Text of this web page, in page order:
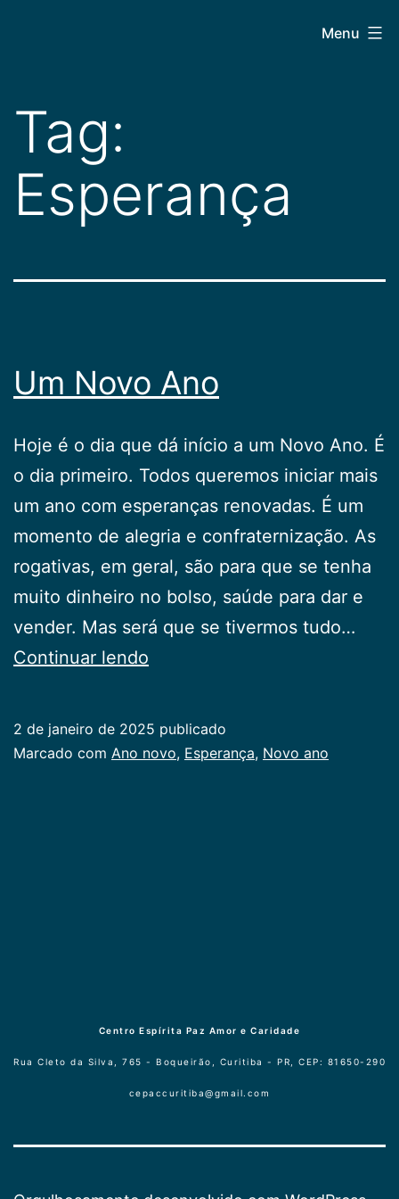
conteúdo
Menu
Tag:
Esperança
Um Novo Ano
Hoje é o dia que dá início a um Novo Ano. É
o dia primeiro. Todos queremos iniciar mais
um ano com esperanças renovadas. É um
momento de alegria e confraternização. As
rogativas, em geral, são para que se tenha
muito dinheiro no bolso, saúde para dar e
vender. Mas será que se tivermos tudo…
Continuar lendo
2 de janeiro de 2025 publicado
Categorizado
Marcado com Ano novo, Esperança, Novo ano
Centro Espírita Paz Amor e Caridade
Rua Cleto da Silva, 765 - Boqueirão, Curitiba - PR, CEP: 81650-290
cepaccuritiba@gmail.com